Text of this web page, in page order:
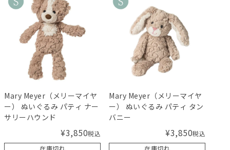
Mary Meyer（メリーマイヤ
ー） ぬいぐるみ パティ ナー
サリーハウンド
¥3,850税込
Mary Meyer（メリーマイヤ
ー） ぬいぐるみ パティ タン
バニー
¥3,850税込